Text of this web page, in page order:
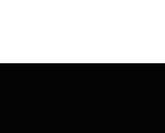
turistička sezona